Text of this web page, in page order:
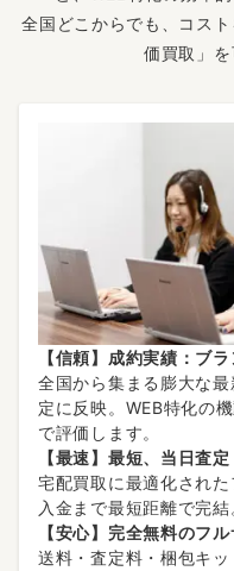
全国どこからでも、コス
価買取」を
【信頼】成約実績：ブ
全国から集まる膨大な
定に反映。WEB特化の
で評価します。
【最速】最短、当日査
宅配買取に最適化され
入金まで最短距離で完結
【安心】完全無料のフ
送料・査定料・梱包キ